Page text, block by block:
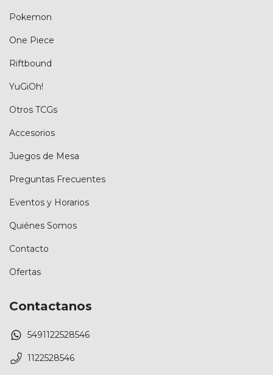
Pokemon
One Piece
Riftbound
YuGiOh!
Otros TCGs
Accesorios
Juegos de Mesa
Preguntas Frecuentes
Eventos y Horarios
Quiénes Somos
Contacto
Ofertas
Contactanos
5491122528546
1122528546